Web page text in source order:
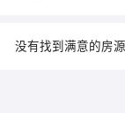
没有找到满意的房